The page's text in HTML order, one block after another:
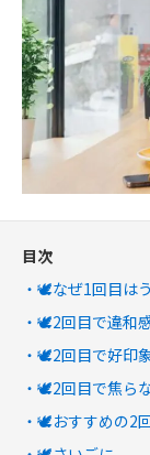
目次
🕊️なぜ1回目は
🕊️2回目で違和
🕊️2回目で好印
🕊️2回目で焦ら
🕊️おすすめの2